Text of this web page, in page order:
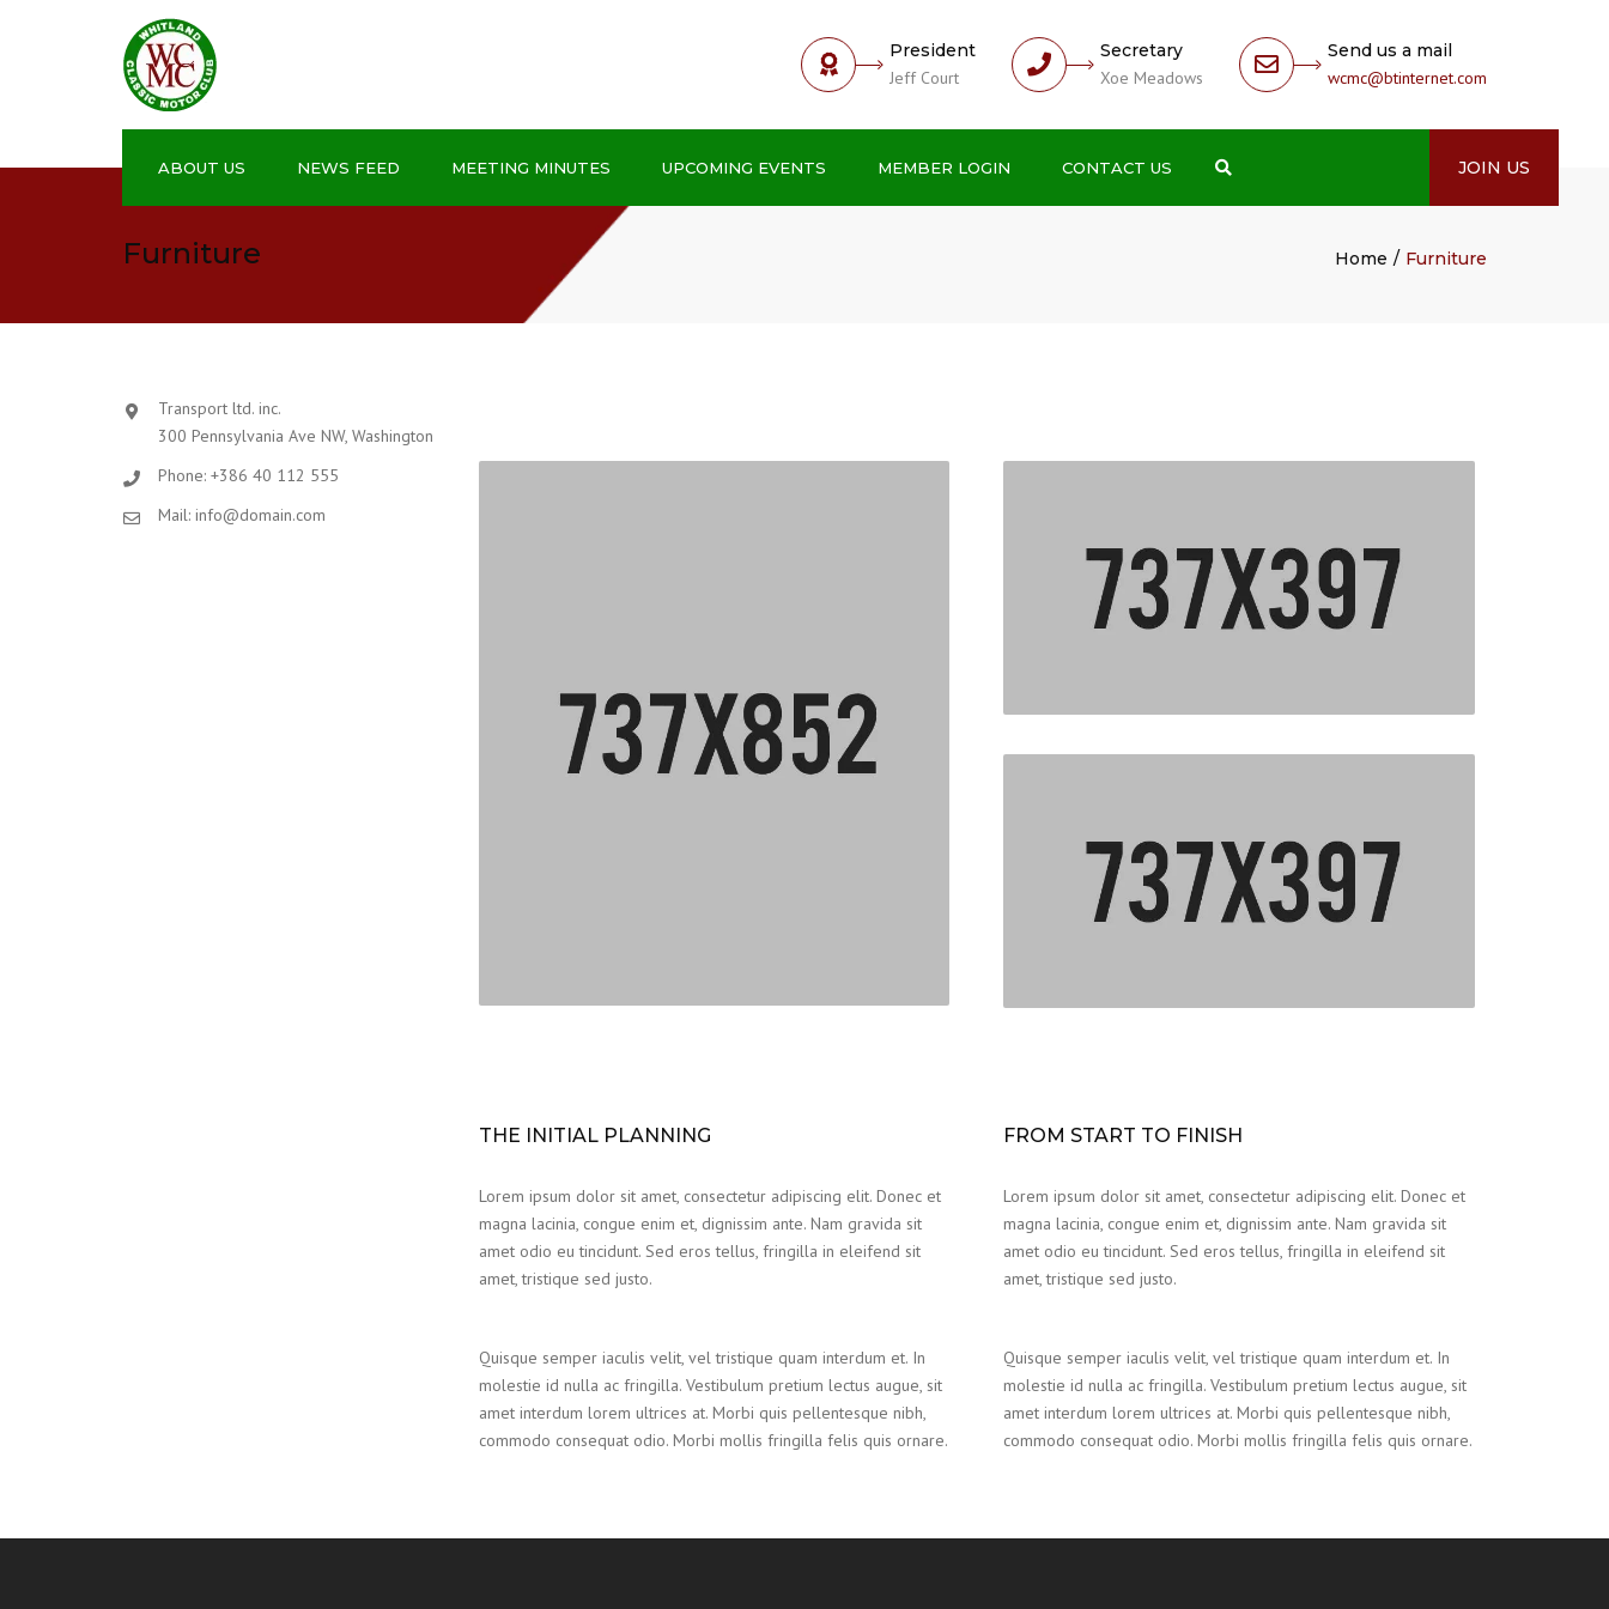
President
Jeff Court
Secretary
Xoe Meadows
Send us a mail
wcmc@btinternet.com
ABOUT US NEWS FEED MEETING MINUTES UPCOMING EVENTS MEMBER LOGIN CONTACT US JOIN US
Furniture Home Furniture
Transport ltd. inc.
300 Pennsylvania Ave NW, Washington
Phone: +386 40 112 555
Mail: info@domain.com
THE INITIAL PLANNING
Lorem ipsum dolor sit amet, consectetur adipiscing elit. Donec et
magna lacinia, congue enim et, dignissim ante. Nam gravida sit
amet odio eu tincidunt. Sed eros tellus, fringilla in eleifend sit
amet, tristique sed justo.
Quisque semper iaculis velit, vel tristique quam interdum et. In
molestie id nulla ac fringilla. Vestibulum pretium lectus augue, sit
amet interdum lorem ultrices at. Morbi quis pellentesque nibh,
commodo consequat odio. Morbi mollis fringilla felis quis ornare.
FROM START TO FINISH
Lorem ipsum dolor sit amet, consectetur adipiscing elit. Donec et
magna lacinia, congue enim et, dignissim ante. Nam gravida sit
amet odio eu tincidunt. Sed eros tellus, fringilla in eleifend sit
amet, tristique sed justo.
Quisque semper iaculis velit, vel tristique quam interdum et. In
molestie id nulla ac fringilla. Vestibulum pretium lectus augue, sit
amet interdum lorem ultrices at. Morbi quis pellentesque nibh,
commodo consequat odio. Morbi mollis fringilla felis quis ornare.